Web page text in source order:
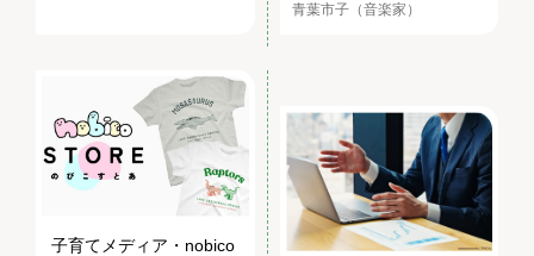
青葉市子（音楽家）
子育てメディア・nobico